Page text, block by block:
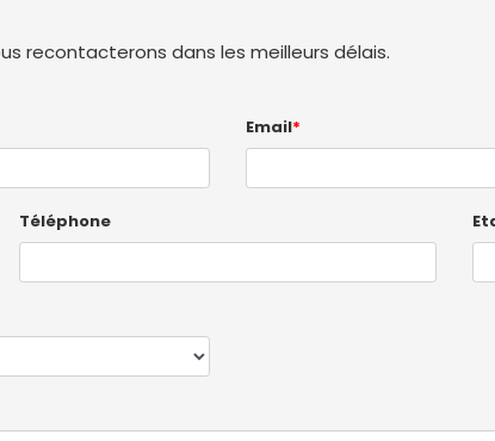
recontacterons dans les meilleurs délais.
Email*
Téléphone